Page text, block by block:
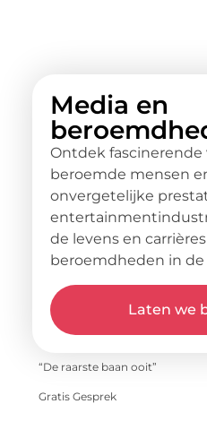
Media en
Ontdek fascinerende
beroemde mensen
onvergetelijke
de levens en
beroemdheden in de
Laten we
“De raarste baan ooit”
Gratis Gesprek